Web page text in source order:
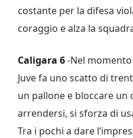
costante per la difesa
coraggio e alza la
Caligara 6-Nel
Juve fa uno scatto di
un pallone e bloccare un
arrendersi, si sforza di
Tra i pochi a dare